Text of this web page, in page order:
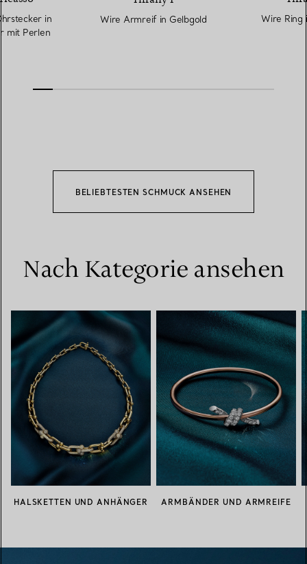
in
mit Perlen
Wire Armreif in Gelbgold Wire Ring
BELIEBTESTEN SCHMUCK ANSEHEN
Nach Kategorie ansehen
HALSKETTEN UND ANHÄNGER ARMBÄNDER UND ARMREIFE